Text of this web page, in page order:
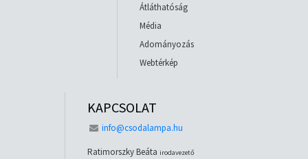
Átláthatóság
Média
Adományozás
Webtérkép
KAPCSOLAT
info@csodalampa.hu
Ratimorszky Beáta irodavezető